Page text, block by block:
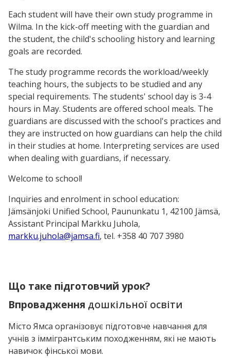
Each student will have their own study programme in
Wilma. In the kick-off meeting with the guardian and
the student, the child's schooling history and learning
goals are recorded.
The study programme records the workload/weekly
teaching hours, the subjects to be studied and any
special requirements. The students' school day is 3-4
hours in May. Students are offered school meals. The
guardians are discussed with the school's practices and
they are instructed on how guardians can help the child
in their studies at home. Interpreting services are used
when dealing with guardians, if necessary.
Welcome to school!
Inquiries and enrolment in school education:
Jämsänjoki Unified School, Paununkatu 1, 42100 Jämsä,
Assistant Principal Markku Juhola,
markku.juhola@jamsa.fi, tel. +358 40 707 3980
Що таке підготовчий урок?
Впровадження дошкільної освіти
Місто Ямса організовує підготовче навчання для
учнів з іммігрантським походженням, які не мають
навичок фінської мови.